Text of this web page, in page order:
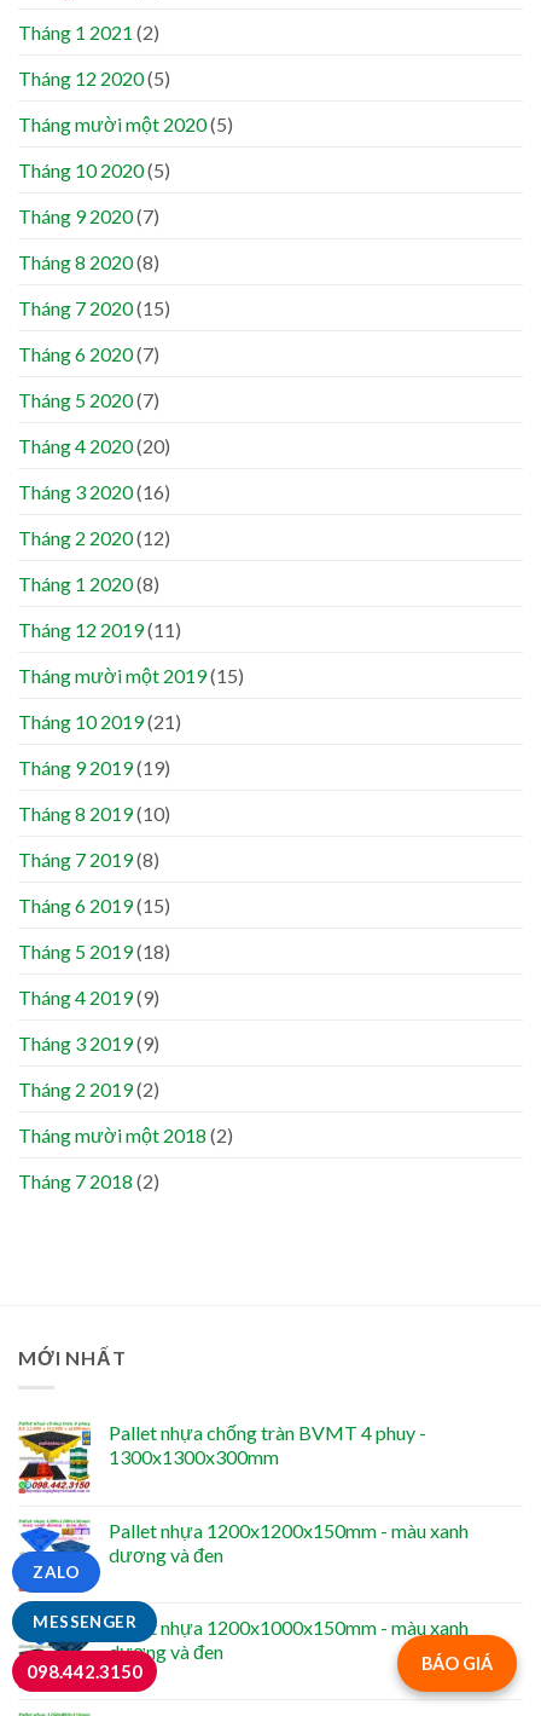
Tháng 1 2021 (2)
Tháng 12 2020(5)
Tháng mười một 2020(5)
Tháng 10 2020(5)
Tháng 9 2020(7)
Tháng 8 2020(8)
Tháng 7 2020(15)
Tháng 6 2020(7)
Tháng 5 2020(7)
Tháng 4 2020(20)
Tháng 3 2020(16)
Tháng 2 2020(12)
Tháng 1 2020(8)
Tháng 12 2019(11)
Tháng mười một 2019(15)
Tháng 10 2019(21)
Tháng 9 2019(19)
Tháng 8 2019(10)
Tháng 7 2019(8)
Tháng 6 2019(15)
Tháng 5 2019(18)
Tháng 4 2019(9)
Tháng 3 2019(9)
Tháng 2 2019(2)
Tháng mười một 2018 (2)
Tháng 7 2018 (2)
MỚI NHẤT
Pallet nhựa chống tràn BVMT 4 phuy -
1300x1300x300mm
Pallet nhựa 1200x1200x150mm - màu xanh
dương và đen
Pallet nhựa 1200x1000x150mm - màu xanh
dương và đen
BÁO GIÁ
MESSENGER
ZALO
098.442.3150